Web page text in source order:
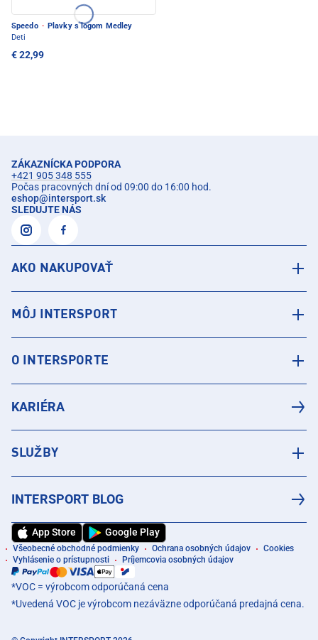
Speedo · Plavky s logom Medley
Deti
€ 22,99
ZÁKAZNÍCKA PODPORA
+421 905 348 555
Počas pracovných dní od 09:00 do 16:00 hod.
eshop@intersport.sk
SLEDUJTE NÁS
AKO NAKUPOVAŤ
MÔJ INTERSPORT
O INTERSPORTE
KARIÉRA
SLUŽBY
INTERSPORT BLOG
App Store Google Play
Všeobecné obchodné podmienky Ochrana osobných údajov
Cookies
Vyhlásenie o prístupnosti
Príjemcovia osobných údajov
*VOC = výrobcom odporúčaná cena
*Uvedená VOC je výrobcom nezáväzne odporúčaná predajná cena.